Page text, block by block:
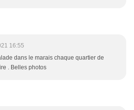
16:55
dans le marais chaque quartier de
. Belles photos